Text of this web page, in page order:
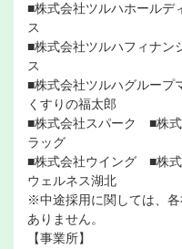
■株式会社ツルハホール
ス
■株式会社ツルハフィナ
ス
■株式会社ツルハグルー
くすりの福太郎
■株式会社スパーク ■株式
ラッグ
■株式会社ウイング ■株
ウェルネス湖北
※中途採用に関しては、
ありません。
【事業所】